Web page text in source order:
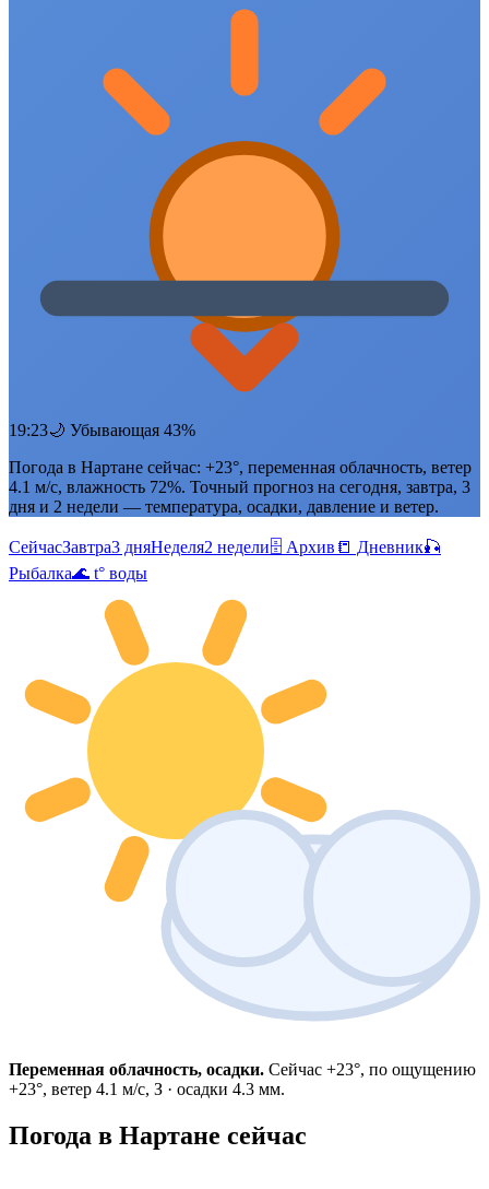
19:23🌙 Убывающая 43%
Погода в Нартане сейчас: +23°, переменная облачность, ветер
4.1 м/с, влажность 72%. Точный прогноз на сегодня, завтра, 3
дня и 2 недели — температура, осадки, давление и ветер.
СейчасЗавтра3 дняНеделя2 недели🗄 Архив 📒 Дневник🎣
Рыбалка🌊 t° воды
Переменная облачность, осадки. Сейчас +23°, по ощущению
+23°, ветер 4.1 м/с, З · осадки 4.3 мм.
Погода в Нартане сейчас